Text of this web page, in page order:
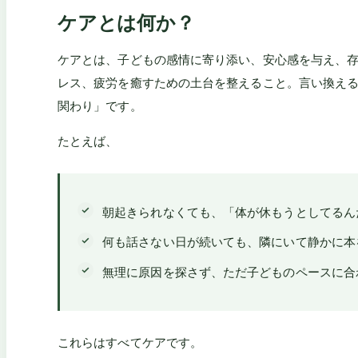
ケアとは何か？
ケアとは、子どもの感情に寄り添い、安心感を与え、
レス、疲労を癒すための土台を整えること。言い換え
関わり」です。
たとえば、
朝起きられなくても、「体が休もうとしてる
何も話さない日が続いても、隣にいて静かに
無理に原因を探さず、ただ子どものペースに
これらはすべてケアです。